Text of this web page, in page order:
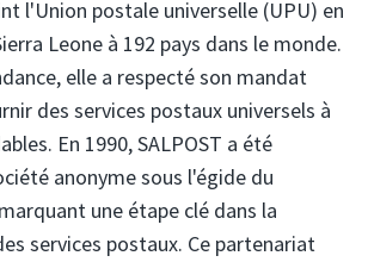
l'Union postale universelle (UPU) en
Leone à 192 pays dans le monde.
elle a respecté son mandat
des services postaux universels à
En 1990, SALPOST a été
anonyme sous l'égide du
une étape clé dans la
services postaux. Ce partenariat